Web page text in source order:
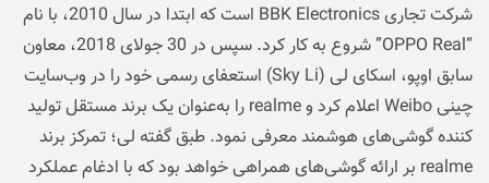
شرکت تجاری BBK Electronics است که ابتدا در سال 2010، با نام
“OPPO Real” شروع به کار کرد. سپس در 30 جولای 2018، معاون
سابق اوپو، اسکای لی (Sky Li) استعفای رسمی خود را در وب‌سایت
چینی Weibo اعلام کرد و realme را به‌عنوان یک برند مستقل تولید‌
کننده گوشی‌‌های هوشمند معرفی نمود. طبق گفته لی؛ تمرکز برند
realme بر ارائه گوشی‌های همراهی خواهد بود که با ادغام عملکرد